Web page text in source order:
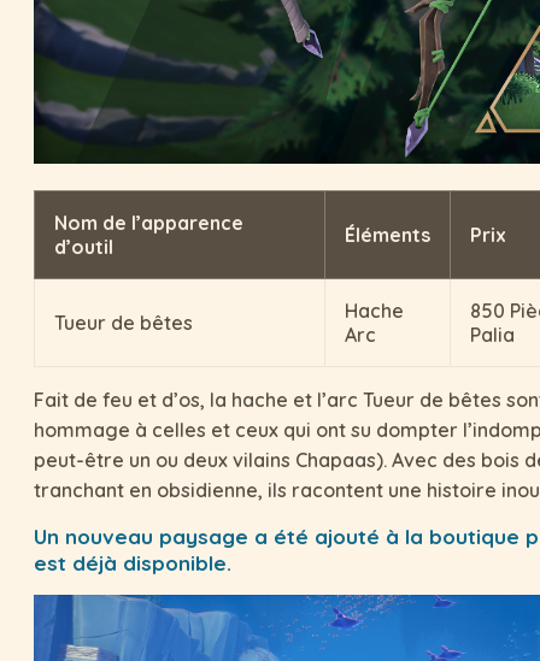
Nom de l’apparence
d’outil
Éléments Prix
Tueur de bêtes
Hache
Arc
850
Palia
Fait de feu et d’os, la hache et l’arc Tueur de bêtes
hommage à celles et ceux qui ont su dompter
peut-être un ou deux vilains Chapaas). Avec des bois
tranchant en obsidienne, ils racontent une histoire
Un nouveau paysage a été ajouté à la boutique
est déjà disponible.